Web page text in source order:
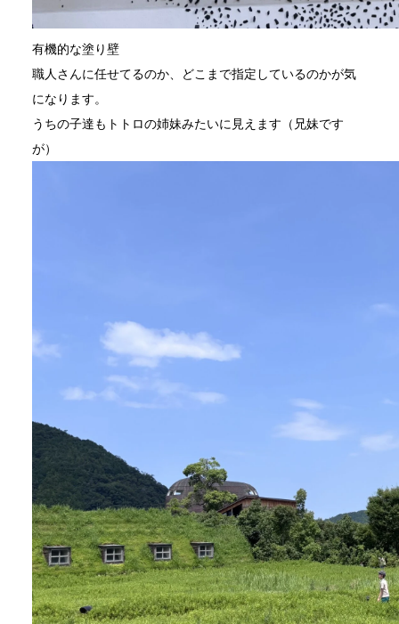
有機的な塗り壁
職人さんに任せてるのか、どこまで指定しているのかが気
になります。
うちの子達もトトロの姉妹みたいに見えます（兄妹です
が）